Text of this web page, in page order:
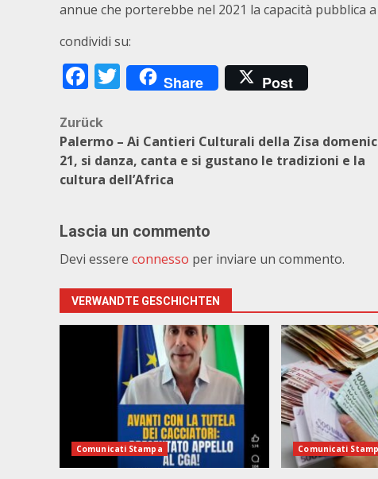
annue che porterebbe nel 2021 la capacità pubblica
condividi su:
Facebook
Twitter
Share Post
Beitragsnavigation
Zurück
Palermo – Ai Cantieri Culturali della Zisa
21, si danza, canta e si gustano le tradizioni e la
cultura dell’Africa
Lascia un commento
Devi essere connesso per inviare un commento.
VERWANDTE GESCHICHTEN
Comunicati Stampa Comunicati